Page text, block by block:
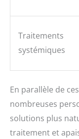
Traitements
systémiques
En parallèle de
nombreuses
solutions plus
traitement et